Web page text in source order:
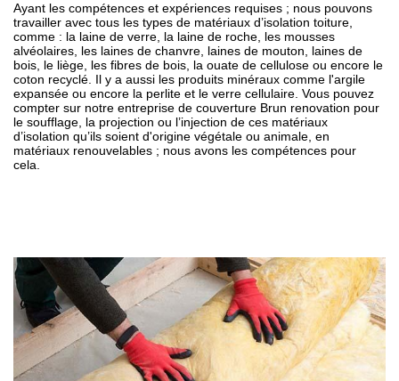
Ayant les compétences et expériences requises ; nous pouvons
travailler avec tous les types de matériaux d’isolation toiture,
comme : la laine de verre, la laine de roche, les mousses
alvéolaires, les laines de chanvre, laines de mouton, laines de
bois, le liège, les fibres de bois, la ouate de cellulose ou encore le
coton recyclé. Il y a aussi les produits minéraux comme l'argile
expansée ou encore la perlite et le verre cellulaire. Vous pouvez
compter sur notre entreprise de couverture Brun renovation pour
le soufflage, la projection ou l’injection de ces matériaux
d’isolation qu’ils soient d'origine végétale ou animale, en
matériaux renouvelables ; nous avons les compétences pour
cela.